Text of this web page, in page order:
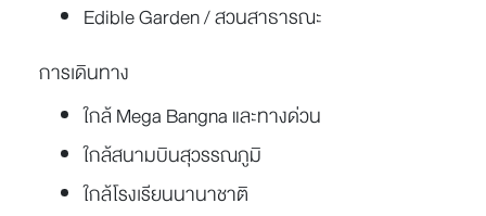
Edible Garden / สวนสาธารณะ
การเดินทาง
ใกล้ Mega Bangna และทางด่วน
ใกล้สนามบินสุวรรณภูมิ
ใกล้โรงเรียนนานาชาติ